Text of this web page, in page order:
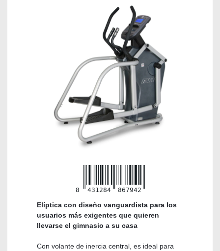
8 431284 867942
Elíptica con diseño vanguardista para los
usuarios más exigentes que quieren
llevarse el gimnasio a su casa
Con volante de inercia central, es ideal para